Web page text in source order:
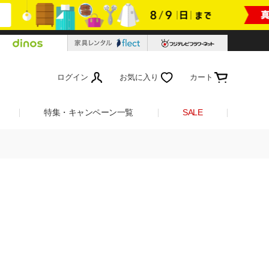
ログイン お気に入り カート
特集・キャンペーン一覧 SALE